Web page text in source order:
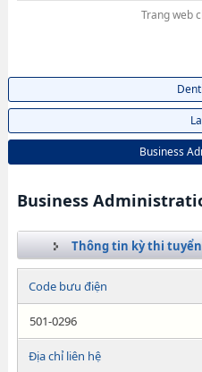
Trang web
Business
Business
Thông tin kỳ thi
Code bưu điện
501-0296
Địa chỉ liên hệ